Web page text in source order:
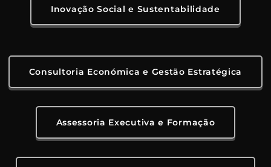
Inovação Social e Sustentabilidade
Consultoria Económica e Gestão Estratégica
Assessoria Executiva e Formação